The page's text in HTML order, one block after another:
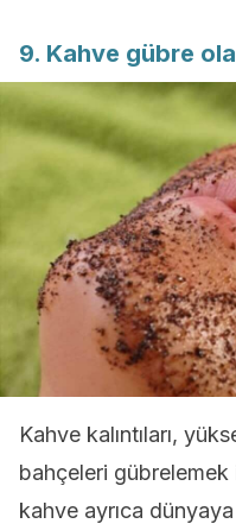
9. Kahve gübre
Kahve kalıntıları,
bahçeleri gübrelemek
kahve ayrıca